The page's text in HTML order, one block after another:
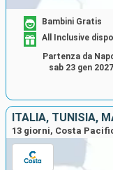
Bambini Gratis
All Inclusive
Partenza da
sab 23 gen 2027
ITALIA, TUNISIA,
13 giorni, Costa